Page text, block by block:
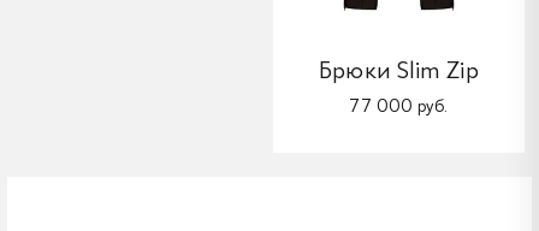
Брюки Slim Zip
77 000 руб.